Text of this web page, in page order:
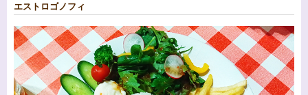
エストロゴノフィ